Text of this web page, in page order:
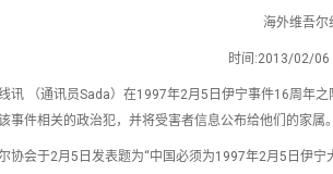
海外维吾尔
时间:2013/02/
讯 （通讯员Sada）在1997年2月5日伊宁事件16周年
事件相关的政治犯，并将受害者信息公布给他们的家属。
协会于2月5日发表题为“中国必须为1997年2月5日伊